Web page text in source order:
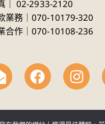
02-2933-2120
業務｜070-10179-320
合作｜070-10108-236